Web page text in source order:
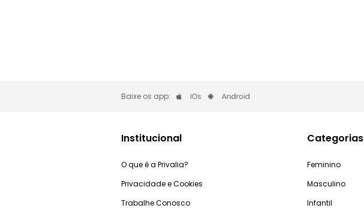
Baixe os app:
Institucional
O que é a Privalia?
Privacidade e Cookies
Trabalhe Conosco
Categorias
Feminino
Masculino
Infantil